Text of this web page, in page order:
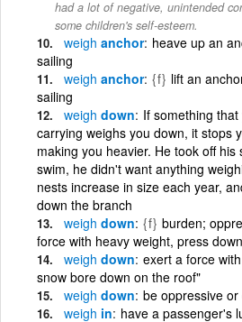
had a lot of negative, unintended
some children's self-esteem.
weigh anchor heave up an
sailing
weigh anchor {f} lift an
sailing
weigh down If something
carrying weighs you down, it stops
making you heavier. He took off
swim, he didn't want anything
nests increase in size each year,
down the branch
weigh down {f} burden;
force with heavy weight, press down
weigh down exert a force
snow bore down on the roof"
weigh down be oppressive
weigh in have a passenger's